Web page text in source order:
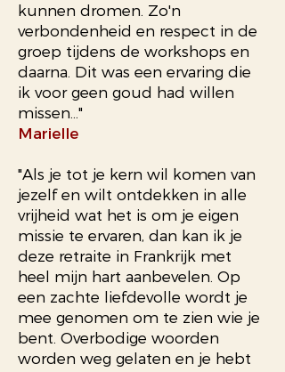
kunnen dromen. Zo'n
verbondenheid en respect in de
groep tijdens de workshops en
daarna. Dit was een ervaring die
ik voor geen goud had willen
missen..."
Marielle
"Als je tot je kern wil komen van
jezelf en wilt ontdekken in alle
vrijheid wat het is om je eigen
missie te ervaren, dan kan ik je
deze retraite in Frankrijk met
heel mijn hart aanbevelen. Op
een zachte liefdevolle wordt je
mee genomen om te zien wie je
bent. Overbodige woorden
worden weg gelaten en je hebt